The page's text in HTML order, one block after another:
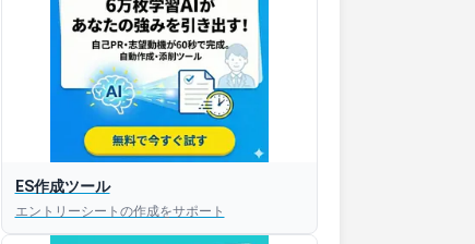
ES作成ツール
エントリーシートの作成をサポート